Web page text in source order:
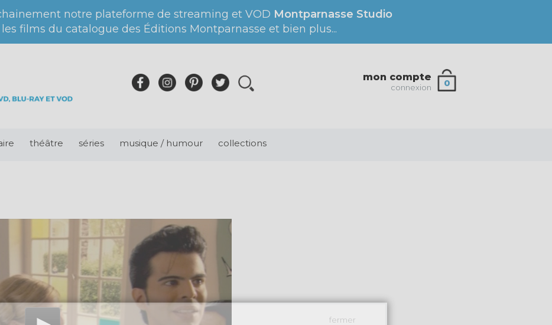
notre plateforme de streaming et VOD Montparnasse Studio
les films du catalogue des Éditions Montparnasse et bien plus...
0
mon compte
connexion
théâtre séries musique / humour collections
fermer